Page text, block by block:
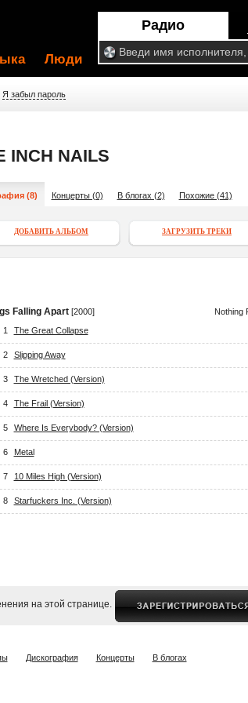
Радио
Люди
Я забыл пароль
INCH NAILS
(8) Концерты (0) В блогах (2) Похожие (41)
ЗАГРУЗИТЬ ТРЕКИ
ДОБАВИТЬ АЛЬБОМ
Falling Apart[2000]
Nothing
1
The Great Collapse
2 Slipping Away
3 The Wretched (Version)
4 The Frail (Version)
5 Where Is Everybody? (Version)
6 Metal
7 10 Miles High (Version)
8 Starfuckers Inc. (Version)
на этой странице.
Дискография Концерты В блогах